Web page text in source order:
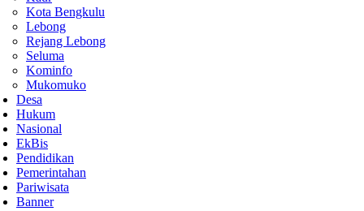
Kota Bengkulu
Lebong
Rejang Lebong
Seluma
Kominfo
Mukomuko
Desa
Hukum
Nasional
EkBis
Pendidikan
Pemerintahan
Pariwisata
Banner